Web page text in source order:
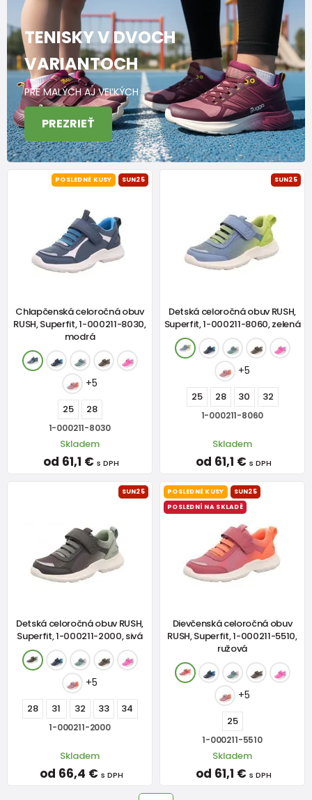
TENISKY V DVOCH
VARIANTOCH
PRE MALÝCH AJ VEĽKÝCH
PREZRIEŤ
POSLEDNÉ KUSY SUN25
Chlapčenská celoročná obuv
RUSH, Superfit, 1-000211-8030,
modrá
+5
25 28
1-000211-8030
Skladem
od 61,1 € s DPH
SUN25
Detská celoročná obuv RUSH,
Superfit, 1-000211-8060, zelená
+5
25 28 30 32
1-000211-8060
Skladem
od 61,1 € s DPH
SUN25
Detská celoročná obuv RUSH,
Superfit, 1-000211-2000, sivá
+5
28 31 32 33 34
1-000211-2000
Skladem
od 66,4 € s DPH
POSLEDNÉ KUSY
SUN25
POSLEDNÍ NA SKLADĚ
Dievčenská celoročná obuv
RUSH, Superfit, 1-000211-5510,
ružová
+5
25
1-000211-5510
Skladem
od 61,1 € s DPH